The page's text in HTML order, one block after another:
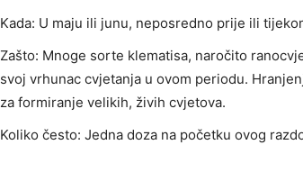
Kada: U maju ili junu, neposredno prije ili
Zašto: Mnoge sorte klematisa, naročito
svoj vrhunac cvjetanja u ovom periodu.
za formiranje velikih, živih cvjetova.
Koliko često: Jedna doza na početku ovog